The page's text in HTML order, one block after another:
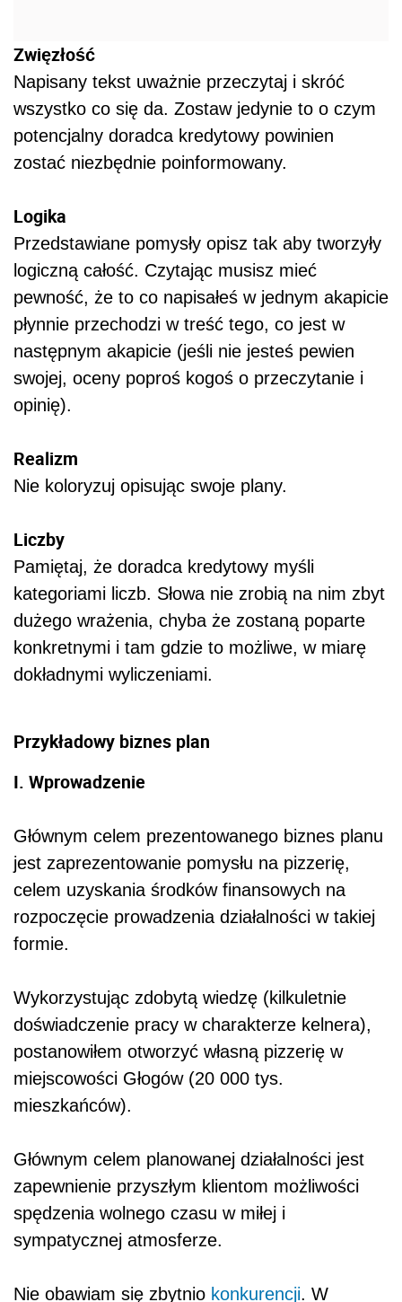
Zwięzłość
Napisany tekst uważnie przeczytaj i skróć
wszystko co się da. Zostaw jedynie to o czym
potencjalny doradca kredytowy powinien
zostać niezbędnie poinformowany.
Logika
Przedstawiane pomysły opisz tak aby tworzyły
logiczną całość. Czytając musisz mieć
pewność, że to co napisałeś w jednym akapicie
płynnie przechodzi w treść tego, co jest w
następnym akapicie (jeśli nie jesteś pewien
swojej, oceny poproś kogoś o przeczytanie i
opinię).
Realizm
Nie koloryzuj opisując swoje plany.
Liczby
Pamiętaj, że doradca kredytowy myśli
kategoriami liczb. Słowa nie zrobią na nim zbyt
dużego wrażenia, chyba że zostaną poparte
konkretnymi i tam gdzie to możliwe, w miarę
dokładnymi wyliczeniami.
Przykładowy biznes plan
I. Wprowadzenie
Głównym celem prezentowanego biznes planu
jest zaprezentowanie pomysłu na pizzerię,
celem uzyskania środków finansowych na
rozpoczęcie prowadzenia działalności w takiej
formie.
Wykorzystując zdobytą wiedzę (kilkuletnie
doświadczenie pracy w charakterze kelnera),
postanowiłem otworzyć własną pizzerię w
miejscowości Głogów (20 000 tys.
mieszkańców).
Głównym celem planowanej działalności jest
zapewnienie przyszłym klientom możliwości
spędzenia wolnego czasu w miłej i
sympatycznej atmosferze.
Nie obawiam się zbytnio konkurencji. W